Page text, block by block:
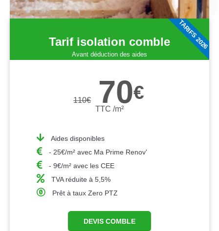
Tarif isolation comble
Avant déduction des aides
110€ 70€
TTC /m²
Aides disponibles
- 25€/m² avec Ma Prime Renov'
- 9€/m² avec les CEE
TVA réduite à 5,5%
Prêt à taux Zero PTZ
DEVIS COMBLE
TARIFS 2026